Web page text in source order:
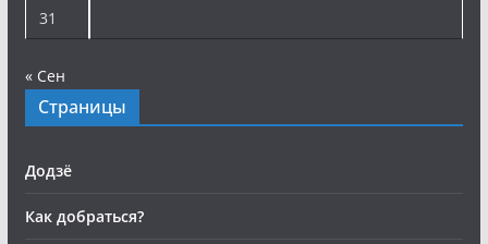
31
« Сен
Страницы
Додзё
Как добраться?